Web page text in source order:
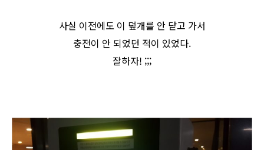
사실 이전에도 이 덮개를 안 닫고 가서
충전이 안 되었던 적이 있었다.
잘하자! ;;;